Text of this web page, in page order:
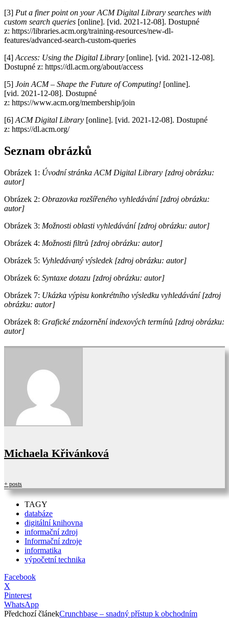
[3] Put a finer point on your ACM Digital Library searches with
custom search queries [online]. [vid. 2021-12-08]. Dostupné
z: https://libraries.acm.org/training-resources/new-dl-
features/advanced-search-custom-queries
[4] Access: Using the Digital Library [online]. [vid. 2021-12-08].
Dostupné z: https://dl.acm.org/about/access
[5] Join ACM – Shape the Future of Computing! [online].
[vid. 2021-12-08]. Dostupné
z: https://www.acm.org/membership/join
[6] ACM Digital Library [online]. [vid. 2021-12-08]. Dostupné
z: https://dl.acm.org/
Seznam obrázků
Obrázek 1: Úvodní stránka ACM Digital Library [zdroj obrázku:
autor]
Obrázek 2: Obrazovka rozšířeného vyhledávání [zdroj obrázku:
autor]
Obrázek 3: Možnosti oblasti vyhledávání [zdroj obrázku: autor]
Obrázek 4: Možnosti filtrů [zdroj obrázku: autor]
Obrázek 5: Vyhledávaný výsledek [zdroj obrázku: autor]
Obrázek 6: Syntaxe dotazu [zdroj obrázku: autor]
Obrázek 7: Ukázka výpisu konkrétního výsledku vyhledávání [zdroj
obrázku: autor]
Obrázek 8: Grafické znázornění indexových termínů [zdroj obrázku:
autor]
Michaela Křivánková
+ posts
TAGY
databáze
digitální knihovna
informační zdroj
Informační zdroje
informatika
výpočetní technika
Facebook
X
Pinterest
WhatsApp
Předchozí článekCrunchbase – snadný přístup k obchodním